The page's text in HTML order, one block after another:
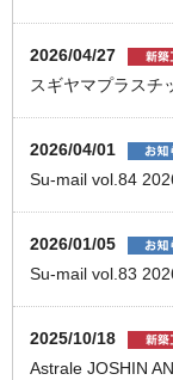
2026/04/27
スギヤマプラス
2026/04/01
Su-mail vol.84
2026/01/05
Su-mail vol.83
2025/10/18
Astrale JOSHIN